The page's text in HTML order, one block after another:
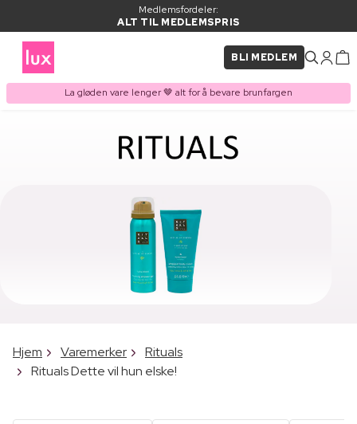
Medlemsfordeler:
ALT TIL MEDLEMSPRIS
BLI MEDLEM
La gløden vare lenger 🤎 alt for å bevare brunfargen
Hjem Varemerker
Rituals
Rituals Dette vil hun elske!